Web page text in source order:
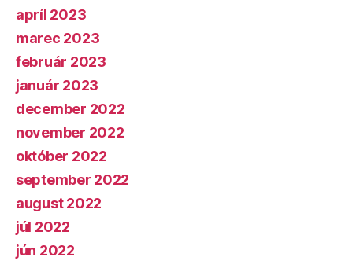
apríl 2023
marec 2023
február 2023
január 2023
december 2022
november 2022
október 2022
september 2022
august 2022
júl 2022
jún 2022